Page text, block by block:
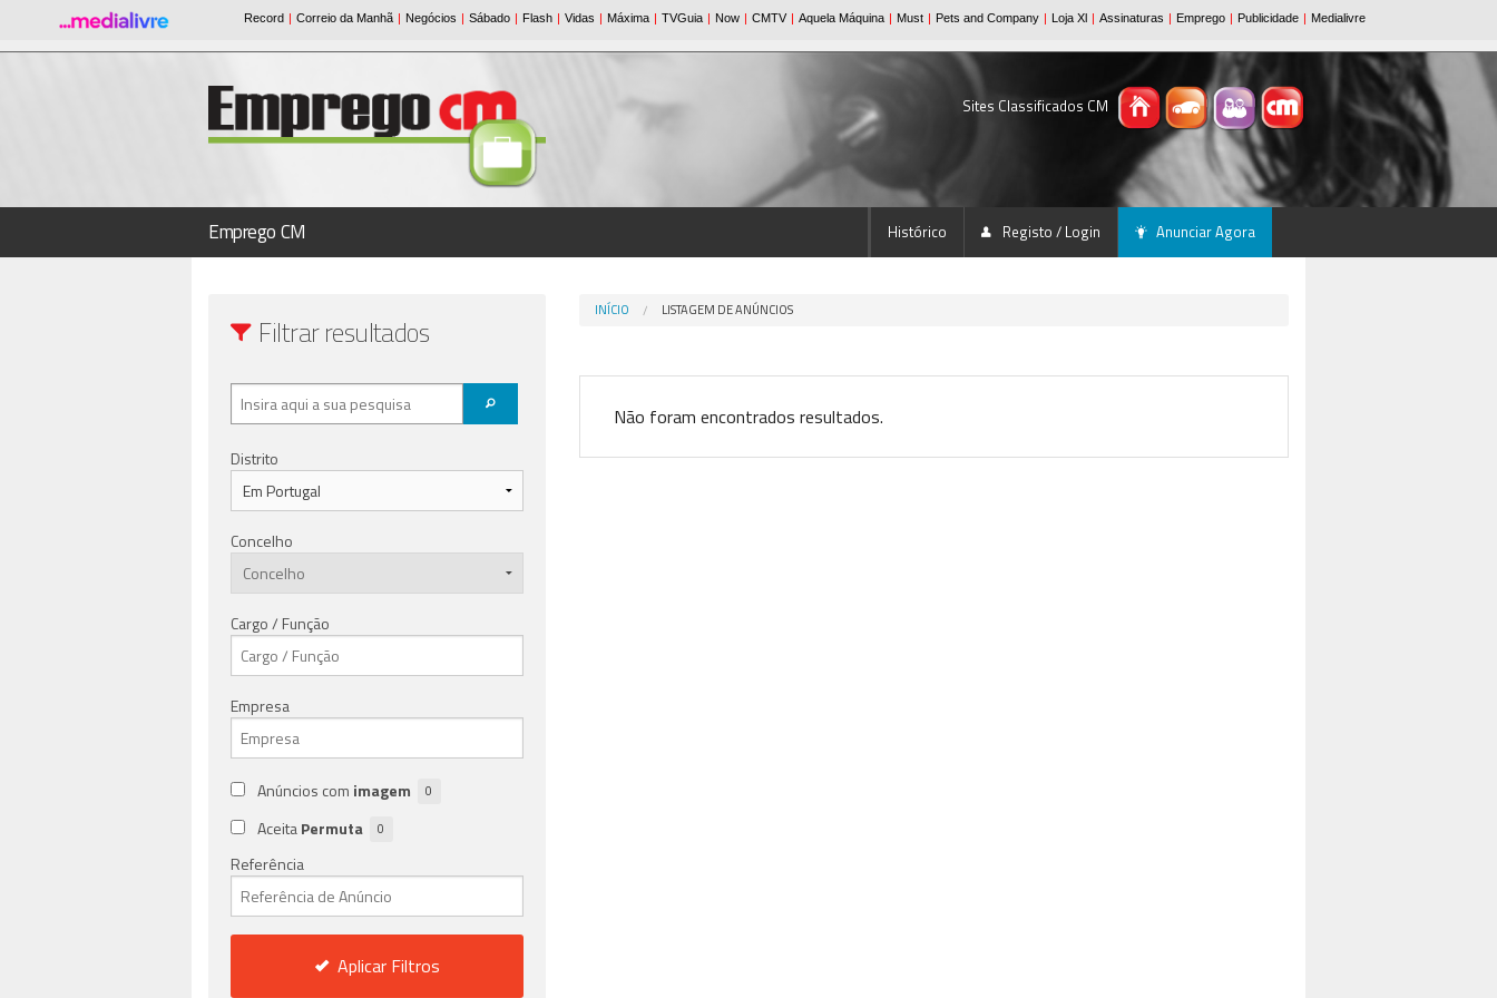
Sites Classificados CM
Emprego CM Histórico Registo / Login Anunciar Agora
INÍCIO LISTAGEM DE ANÚNCIOS
Não foram encontrados resultados.
Filtrar resultados
Distrito
Concelho
Cargo / Função
Empresa
Anúncios com imagem 0
AceitaPermuta 0
Referência
Aplicar Filtros